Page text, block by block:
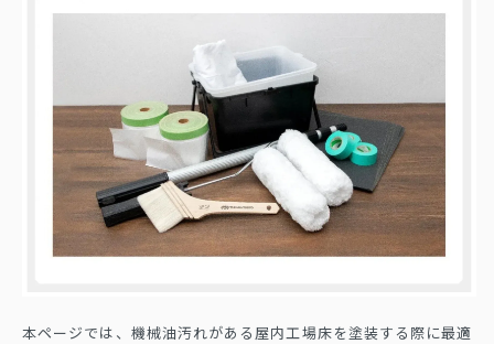
本ページでは、機械油汚れがある屋内工場床を塗装する際に最適